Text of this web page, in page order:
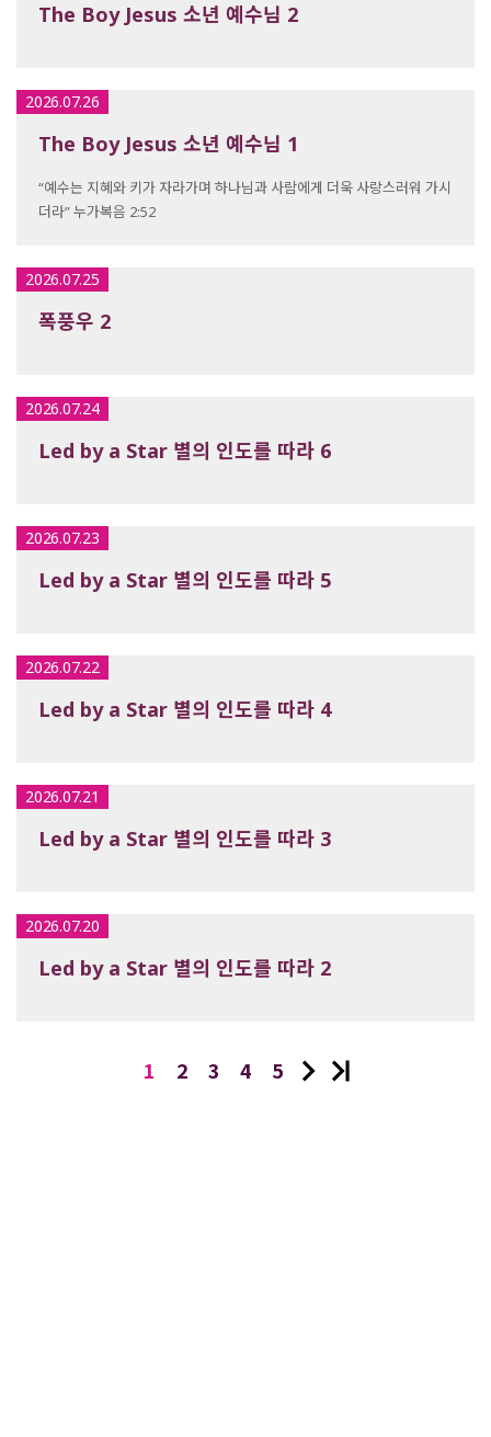
The Boy Jesus 소년 예수님 2
2026.07.26
The Boy Jesus 소년 예수님 1
“예수는 지혜와 키가 자라가며 하나님과 사람에게 더욱 사랑스러워 가시
더라” 누가복음 2:52
2026.07.25
폭풍우 2
2026.07.24
Led by a Star 별의 인도를 따라 6
2026.07.23
Led by a Star 별의 인도를 따라 5
2026.07.22
Led by a Star 별의 인도를 따라 4
2026.07.21
Led by a Star 별의 인도를 따라 3
2026.07.20
Led by a Star 별의 인도를 따라 2
1 2 3 4 5